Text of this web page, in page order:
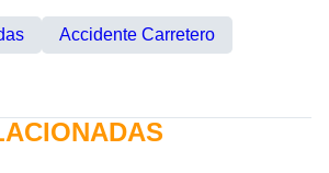
Accidente Carretero